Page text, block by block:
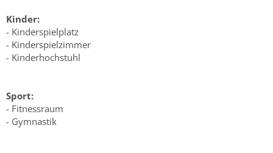
Kinder:
- Kinderspielplatz
- Kinderspielzimmer
- Kinderhochstuhl
Sport:
- Fitnessraum
- Gymnastik